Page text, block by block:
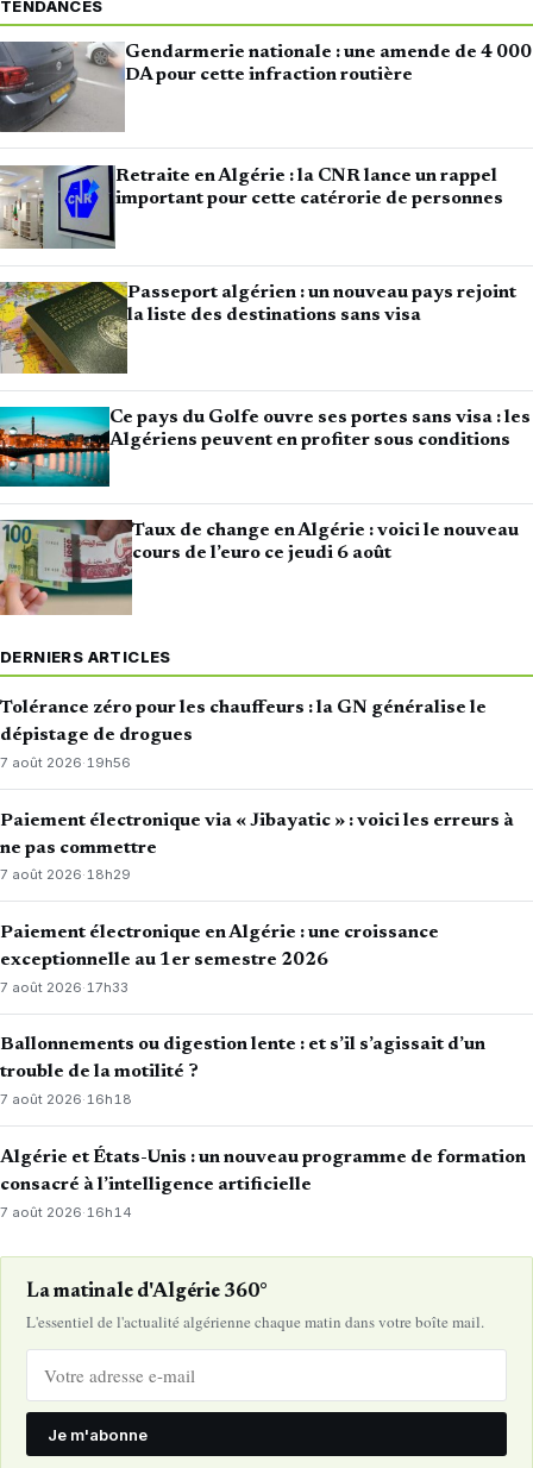
TENDANCES
Gendarmerie nationale : une amende de 4 000
DA pour cette infraction routière
Retraite en Algérie : la CNR lance un rappel
important pour cette catérorie de personnes
Passeport algérien : un nouveau pays rejoint
la liste des destinations sans visa
Ce pays du Golfe ouvre ses portes sans visa : les
Algériens peuvent en profiter sous conditions
Taux de change en Algérie : voici le nouveau
cours de l’euro ce jeudi 6 août
DERNIERS ARTICLES
Tolérance zéro pour les chauffeurs : la GN généralise le
dépistage de drogues
7 août 2026·19h56
Paiement électronique via « Jibayatic » : voici les erreurs à
ne pas commettre
7 août 2026·18h29
Paiement électronique en Algérie : une croissance
exceptionnelle au 1er semestre 2026
7 août 2026·17h33
Ballonnements ou digestion lente : et s’il s’agissait d’un
trouble de la motilité ?
7 août 2026·16h18
Algérie et États-Unis : un nouveau programme de formation
consacré à l’intelligence artificielle
7 août 2026· 16h14
La matinale d'Algérie 360°
L'essentiel de l'actualité algérienne chaque matin dans votre boîte mail.
Je m'abonne